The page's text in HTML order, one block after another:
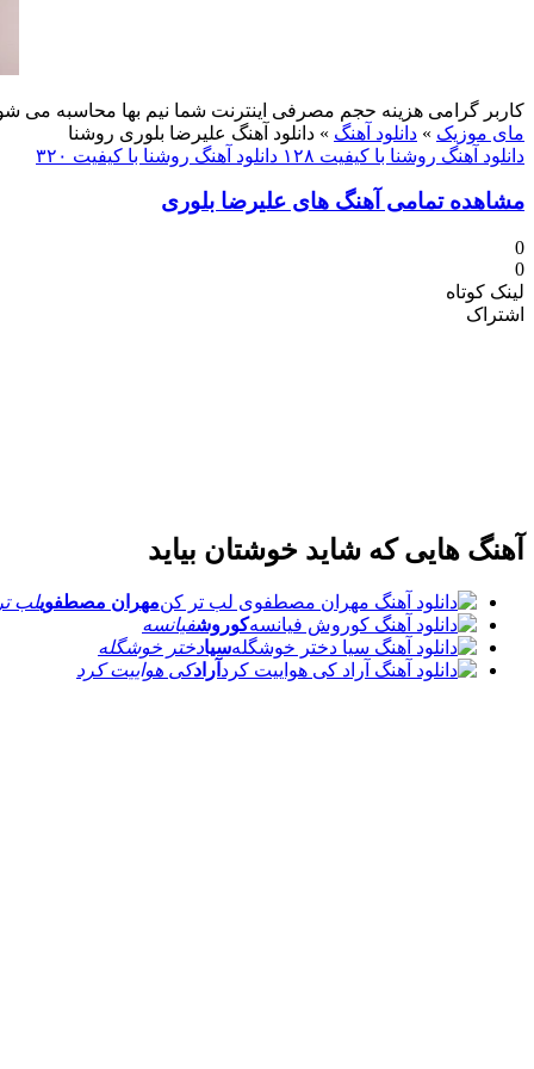
کاربر گرامی هزینه حجم مصرفی اینترنت شما نیم بها محاسبه می
مای موزیک » دانلود آهنگ » دانلود آهنگ علیرضا بلوری روشنا
دانلود آهنگ روشنا با کیفیت ۱۲۸
دانلود آهنگ روشنا با کیفیت ۳۲۰
مشاهده تمامی آهنگ های علیرضا بلوری
0
0
لینک کوتاه
اشتراک
آهنگ هایی که شاید خوشتان بیاید
مهران مصطفویلب
کوروشفیانسه
سیادختر خوشگله
آرادکی هواییت کرد